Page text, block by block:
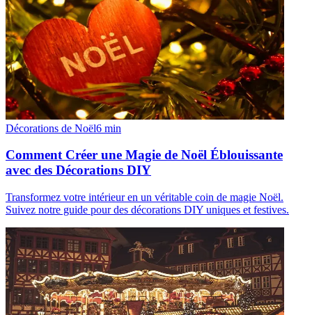
Décorations de Noël6 min
Comment Créer une Magie de Noël Éblouissante
avec des Décorations DIY
Transformez votre intérieur en un véritable coin de magie Noël.
Suivez notre guide pour des décorations DIY uniques et festives.